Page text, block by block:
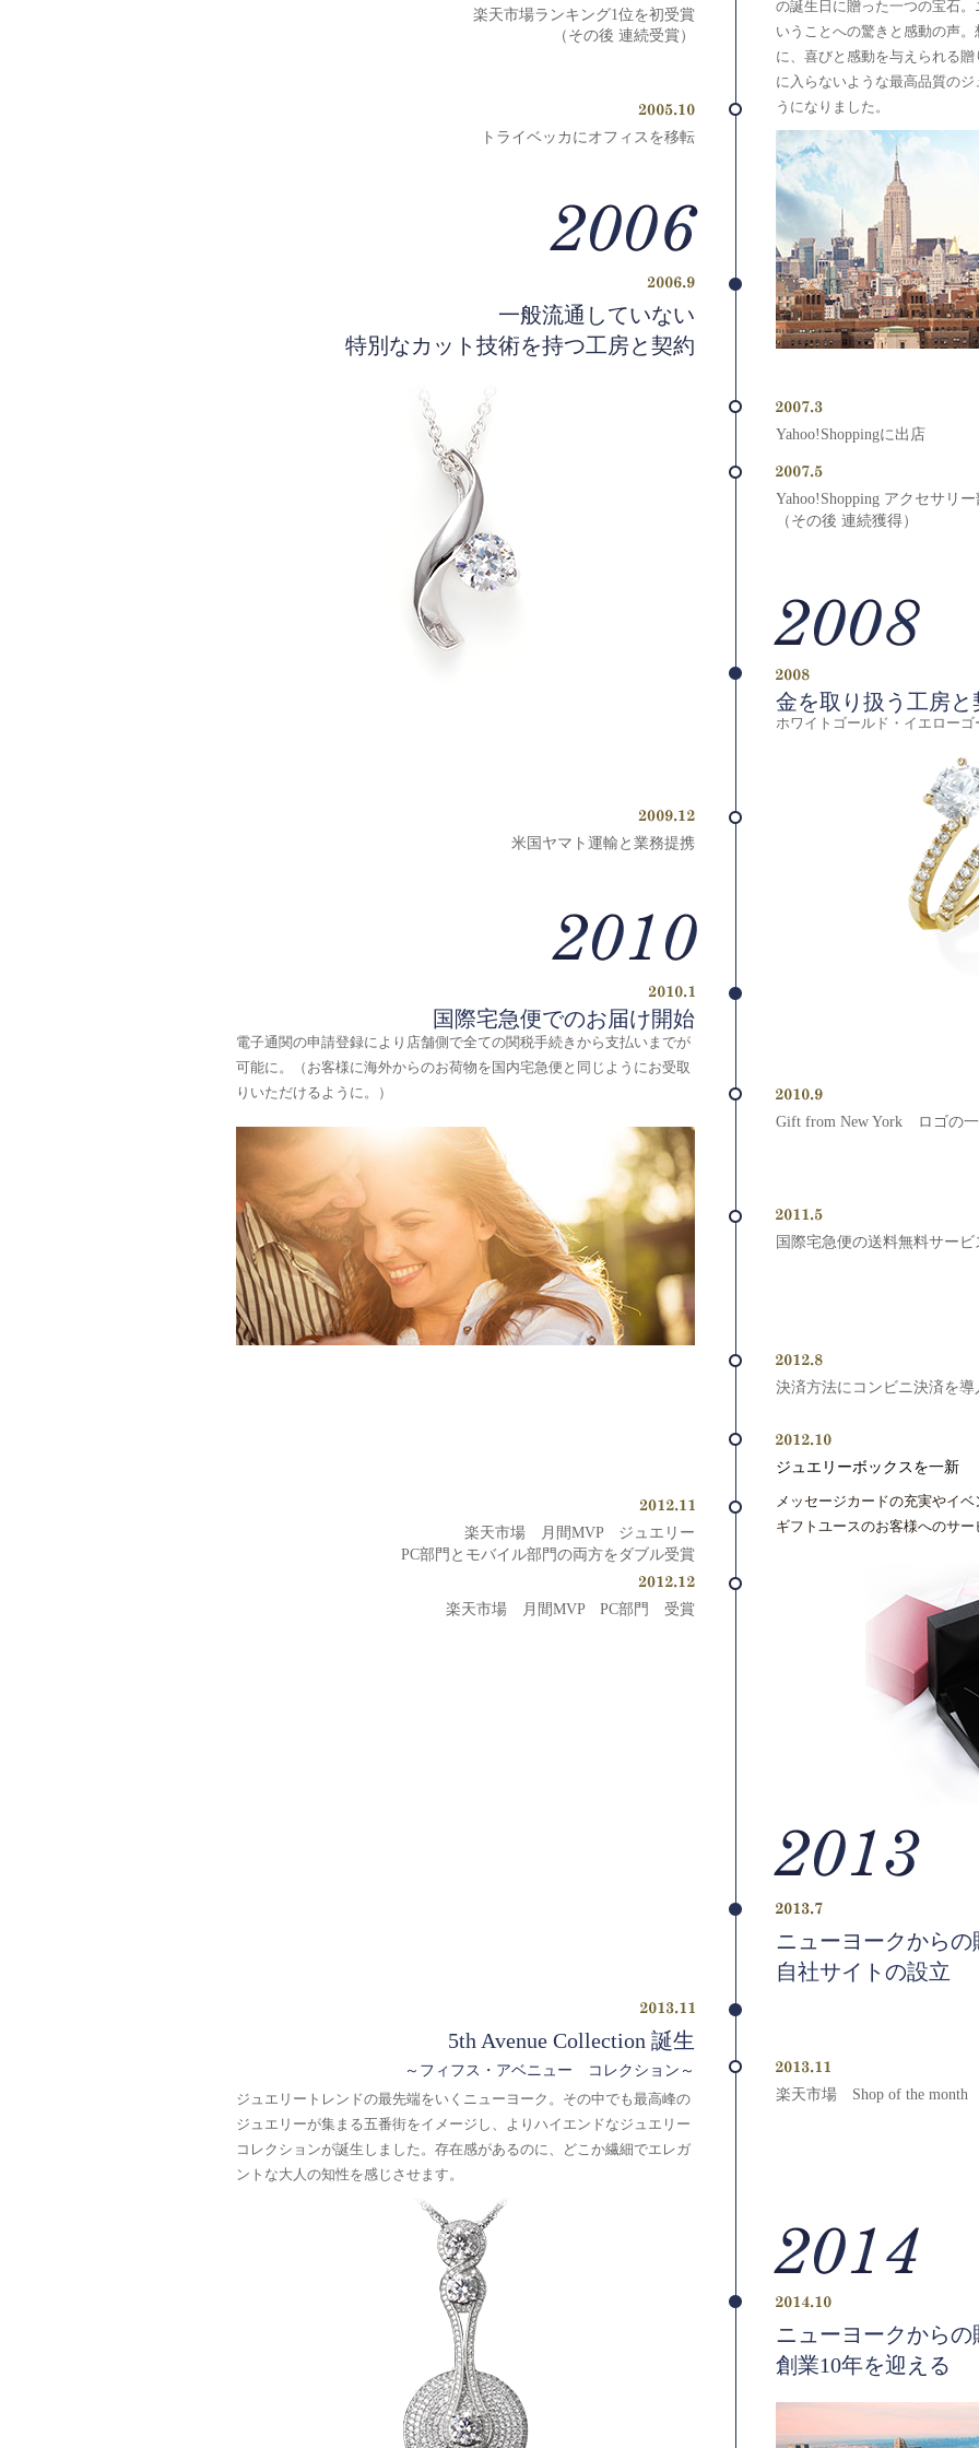
楽天市場ランキング1位を初受賞
（その後 連続受賞）
トライベッカにオフィスを移転
一般流通していない
特別なカット技術を持つ工房と契約
米国ヤマト運輸と業務提携
国際宅急便でのお届け開始
電子通関の申請登録により店舗側で全ての関税手続きから支払いまでが
可能に。（お客様に海外からのお荷物を国内宅急便と同じようにお受取
りいただけるように。）
楽天市場 月間MVP ジュエリー
PC部門とモバイル部門の両方をダブル受賞
楽天市場 月間MVP PC部門 受賞
5th Avenue Collection 誕生
～フィフス・アベニュー コレクション～
ジュエリートレンドの最先端をいくニューヨーク。その中でも最高峰の
ジュエリーが集まる五番街をイメージし、よりハイエンドなジュエリー
コレクションが誕生しました。存在感があるのに、どこか繊細でエレガ
ントな大人の知性を感じさせます。
の誕生日に贈った一つの宝石
いうことへの驚きと感動の声
に、喜びと感動を与えられる
に入らないような最高品質の
うになりました。
Yahoo!Shoppingに出店
Yahoo!Shopping アクセサリ
（その後 連続獲得）
金を取り扱う工房と
ホワイトゴールド・イエロー
Gift from New York ロゴの
国際宅急便の送料無料サービ
決済方法にコンビニ決済を導
ジュエリーボックスを一新
メッセージカードの充実やイ
ギフトユースのお客様へのサー
ニューヨークからの
自社サイトの設立
楽天市場 Shop of the
ニューヨークからの
創業10年を迎える